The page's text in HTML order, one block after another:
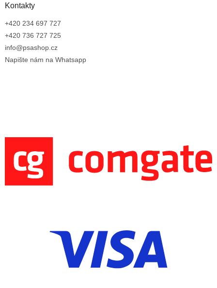
Kontakty
+420 234 697 727
+420 736 727 725
info@psashop.cz
Napište nám na Whatsapp